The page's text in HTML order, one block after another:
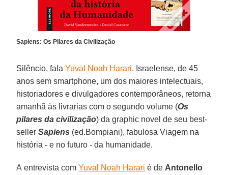
Sapiens: Os Pilares da Civilização
Silêncio, falaYuval Noah Harari. Israelense, de 45
anos sem smartphone, um dos maiores intelectuais,
historiadores e divulgadores contemporâneos, retorna
amanhã às livrarias com o segundo volume (Os
pilares da civilização) da graphic novel de seu best-
sellerSapiens (ed.Bompiani), fabulosa Viagem na
história - e no futuro - da humanidade.
A entrevista comYuval Noah Harari é de Antonello